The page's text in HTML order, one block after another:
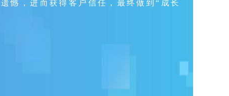
憾，进而获得客户信任，最终做到“成长